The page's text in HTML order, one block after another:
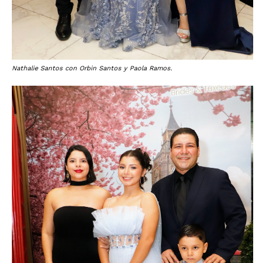
Nathalie Santos con Orbin Santos y Paola Ramos.